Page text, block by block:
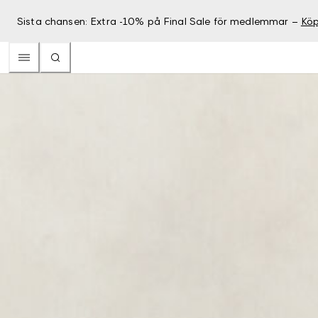
Sista chansen: Extra -10% på Final Sale för medlemmar –